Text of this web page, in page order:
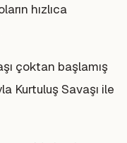
hızlıca
çoktan başlamış
Kurtuluş Savaşı ile